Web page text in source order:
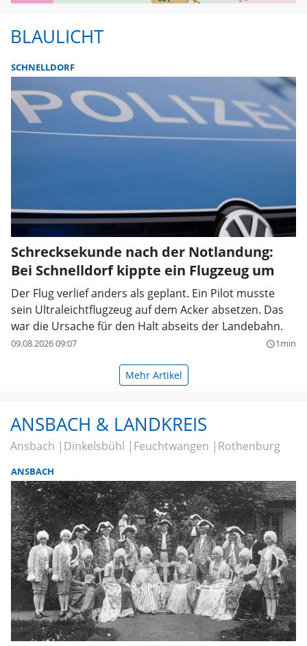
BLAULICHT
SCHNELLDORF
Schrecksekunde nach der Notlandung:
Bei Schnelldorf kippte ein Flugzeug um
Der Flug verlief anders als geplant. Ein Pilot musste
sein Ultraleichtflugzeug auf dem Acker absetzen. Das
war die Ursache für den Halt abseits der Landebahn.
09.08.2026 09:07 query_builder1min
Mehr Artikel
ANSBACH & LANDKREIS
Ansbach Dinkelsbühl Feuchtwangen Rothenburg
ANSBACH